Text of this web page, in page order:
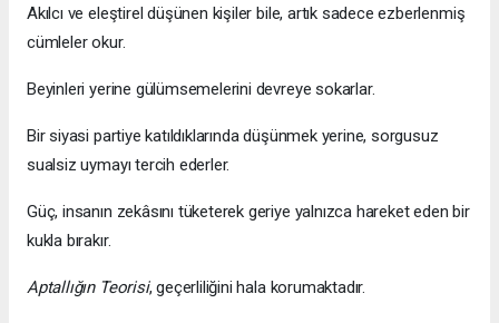
Akılcı ve eleştirel düşünen kişiler bile, artık sadece ezberlenmiş
cümleler okur.
Beyinleri yerine gülümsemelerini devreye sokarlar.
Bir siyasi partiye katıldıklarında düşünmek yerine, sorgusuz
sualsiz uymayı tercih ederler.
Güç, insanın zekâsını tüketerek geriye yalnızca hareket eden bir
kukla bırakır.
Aptallığın Teorisi, geçerliliğini hala korumaktadır.